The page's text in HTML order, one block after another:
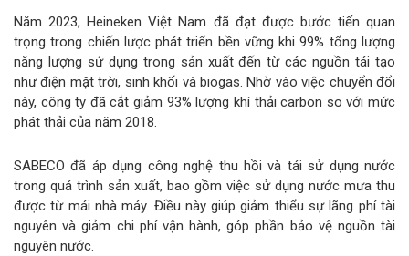
Năm 2023, Heineken Việt Nam đã đạt được bước tiến quan
trọng trong chiến lược phát triển bền vững khi 99% tổng lượng
năng lượng sử dụng trong sản xuất đến từ các nguồn tái tạo
như điện mặt trời, sinh khối và biogas. Nhờ vào việc chuyển đổi
này, công ty đã cắt giảm 93% lượng khí thải carbon so với mức
phát thải của năm 2018.
SABECO đã áp dụng công nghệ thu hồi và tái sử dụng nước
trong quá trình sản xuất, bao gồm việc sử dụng nước mưa thu
được từ mái nhà máy. Điều này giúp giảm thiểu sự lãng phí tài
nguyên và giảm chi phí vận hành, góp phần bảo vệ nguồn tài
nguyên nước.